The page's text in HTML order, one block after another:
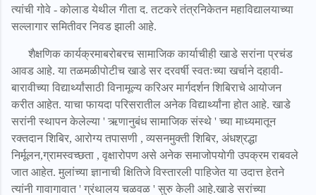
त्यांची गोवे - कोलाड येथील गीता द. तटकरे तंत्रनिकेतन महाविद्यालयाच्या
सल्लागार समितीवर निवड झाली आहे.
शैक्षणिक कार्यक्रमाबरोबरच सामाजिक कार्याचीही खाडे सरांना प्रचंड
आवड आहे. या तळमळीपोटीच खाडे सर दरवर्षी स्वतःच्या खर्चाने दहावी-
बारावीच्या विद्यार्थ्यांसाठी विनामूल्य करिअर मार्गदर्शन शिबिराचे आयोजन
करीत आहेत. याचा फायदा परिसरातील अनेक विद्यार्थ्यांना होत आहे. खाडे
सरांनी स्थापन केलेल्या ' ऋणानुबंध सामाजिक संस्थे ' च्या माध्यमातून
रक्तदान शिबिर, आरोग्य तपासणी , व्यसनमुक्ती शिबिर, अंधश्रद्धा
निर्मूलन,ग्रामस्वच्छता , वृक्षारोपण असे अनेक समाजोपयोगी उपक्रम राबवले
जात आहेत. मुलांच्या ज्ञानाची क्षितिजे विस्तारली पाहिजेत या उदात्त हेतने
त्यांनी गावागावात ' ग्रंथालय चळवळ ' सुरु केली आहे.खाडे सरांच्या